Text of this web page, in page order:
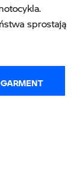
sprostają